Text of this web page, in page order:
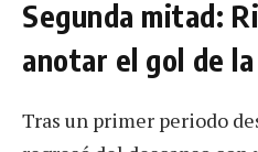
Segunda mitad:
anotar el gol de
Tras un primer periodo